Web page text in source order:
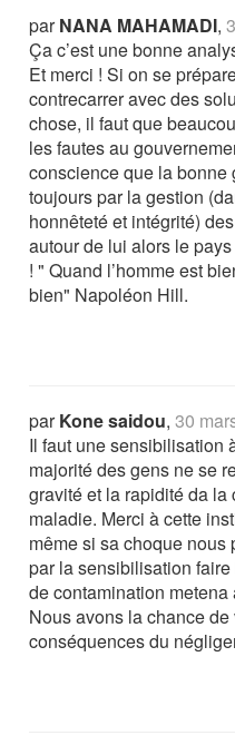
parNANA MAHAMADI,
Ça c’est une bonne
Et merci ! Si on se
contrecarrer avec des
chose, il faut que
les fautes au
conscience que la
toujours par la gestion
honnêteté et intégrité)
autour de lui alors le
! " Quand l’homme est
bien" Napoléon Hill.
parKone saidou,30
Il faut une sensibilisation
majorité des gens ne se
gravité et la rapidité da
maladie. Merci à cette
même si sa choque
par la sensibilisation
de contamination
Nous avons la chance
conséquences du